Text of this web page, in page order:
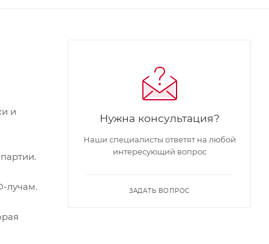
и
лучам.
Нужна консультация?
Наши специалисты ответят на любой
интересующий вопрос
ЗАДАТЬ ВОПРОС